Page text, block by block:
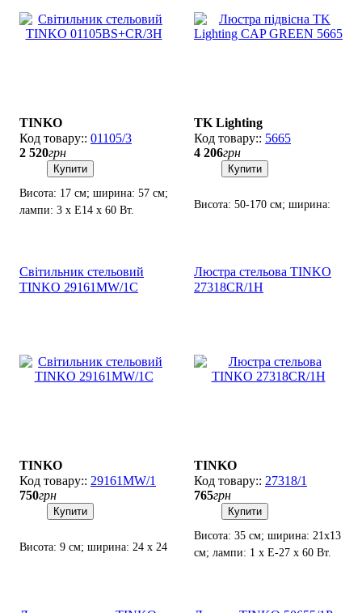
TINKO
01105/3
2 520грн
Купити
Висота: 17 см; ширина: 57 см;
лампи: 3 х E14 х 60 Вт.
TK Lighting
5665
4 206грн
Купити
Висота: 50-170 см; ширина:
Світильник стельовий
TINKO 29161MW/1C
TINKO
29161MW/1
750грн
Купити
Висота: 9 см; ширина: 24 х 24
Люстра стельова TINKO
27318CR/1H
TINKO
27318/1
765грн
Купити
Висота: 35 см; ширина: 21х13
см; лампи: 1 х Е-27 х 60 Вт.